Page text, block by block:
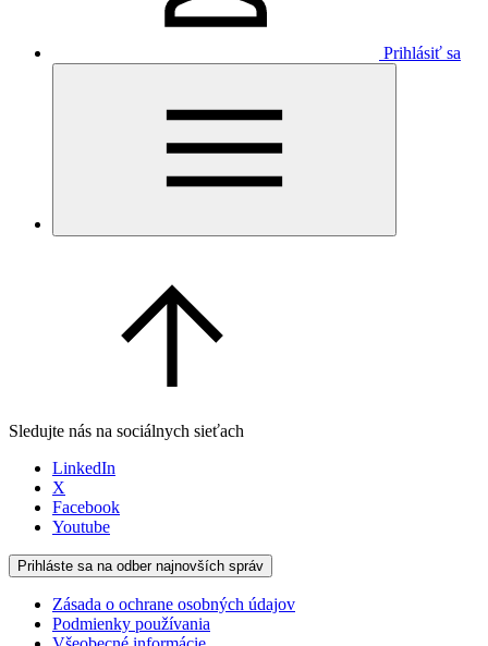
Prihlásiť sa
Sledujte nás na sociálnych sieťach
LinkedIn
X
Facebook
Youtube
Prihláste sa na odber najnovších správ
Zásada o ochrane osobných údajov
Podmienky používania